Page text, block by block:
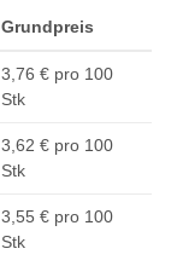
Grundpreis
3,76 € pro 100
Stk
3,62 € pro 100
Stk
3,55 € pro 100
Stk